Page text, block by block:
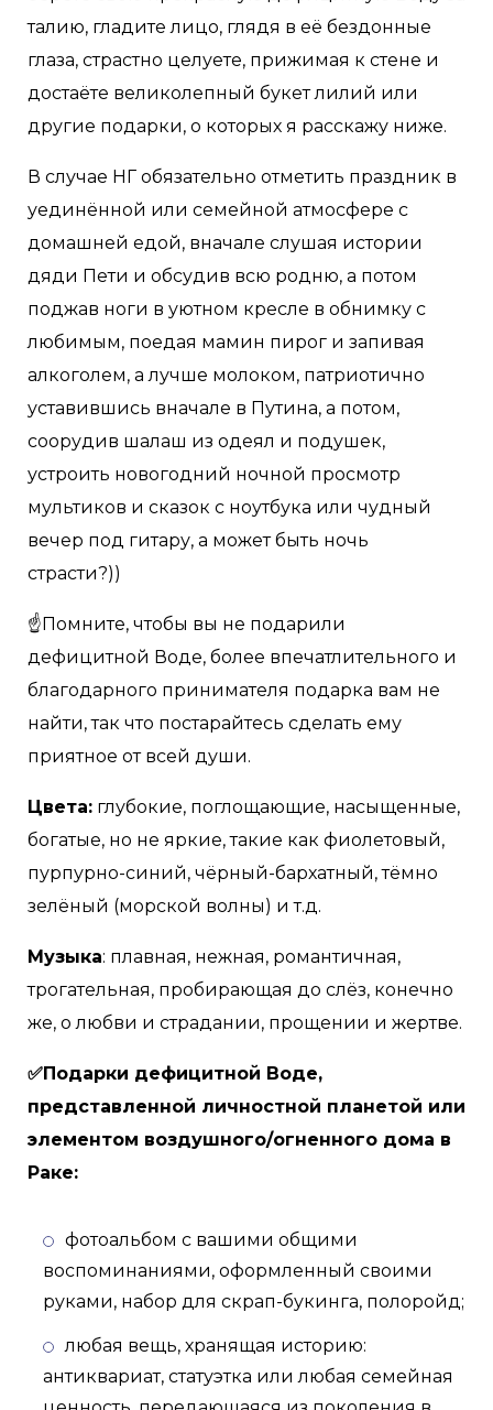
талию, гладите лицо, глядя в её бездонные
глаза, страстно целуете, прижимая к стене и
достаёте великолепный букет лилий или
другие подарки, о которых я расскажу ниже.
В случае НГ обязательно отметить праздник в
уединённой или семейной атмосфере с
домашней едой, вначале слушая истории
дяди Пети и обсудив всю родню, а потом
поджав ноги в уютном кресле в обнимку с
любимым, поедая мамин пирог и запивая
алкоголем, а лучше молоком, патриотично
уставившись вначале в Путина, а потом,
соорудив шалаш из одеял и подушек,
устроить новогодний ночной просмотр
мультиков и сказок с ноутбука или чудный
вечер под гитару, а может быть ночь
страсти?))
☝Помните, чтобы вы не подарили
дефицитной Воде, более впечатлительного и
благодарного принимателя подарка вам не
найти, так что постарайтесь сделать ему
приятное от всей души.
Цвета: глубокие, поглощающие, насыщенные,
богатые, но не яркие, такие как фиолетовый,
пурпурно-синий, чёрный-бархатный, тёмно
зелёный (морской волны) и т.д.
Музыка: плавная, нежная, романтичная,
трогательная, пробирающая до слёз, конечно
же, о любви и страдании, прощении и жертве.
✅Подарки дефицитной Воде,
представленной личностной планетой или
элементом воздушного/огненного дома в
Раке:
фотоальбом с вашими общими
воспоминаниями, оформленный своими
руками, набор для скрап-букинга, полоройд;
любая вещь, хранящая историю:
антиквариат, статуэтка или любая семейная